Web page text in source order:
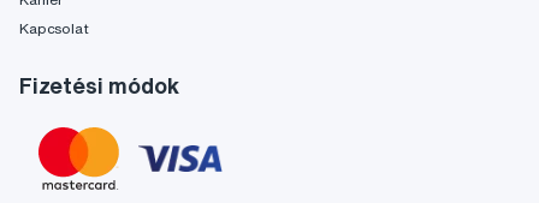
Kapcsolat
Fizetési módok